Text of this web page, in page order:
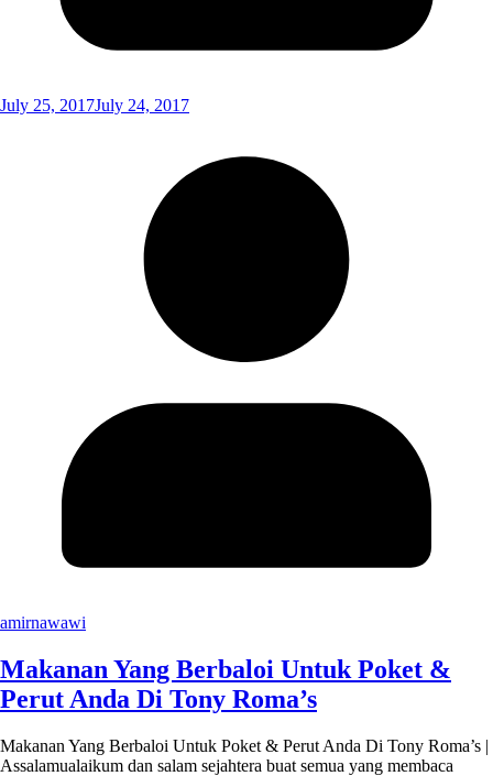
July 25, 2017July 24, 2017
amirnawawi
Makanan Yang Berbaloi Untuk Poket &
Perut Anda Di Tony Roma’s
Makanan Yang Berbaloi Untuk Poket & Perut Anda Di Tony Roma’s |
Assalamualaikum dan salam sejahtera buat semua yang membaca